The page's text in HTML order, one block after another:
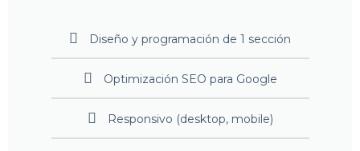
Diseño y programación de 1 sección
Optimización SEO para Google
Responsivo (desktop, mobile)